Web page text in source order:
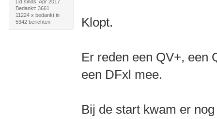
Lid sinds: Apr 2017
Bedankt: 3661
11224 x bedankt in
5342 berichten
Klopt.
Er reden een QV+, een
een DFxl mee.
Bij de start kwam er